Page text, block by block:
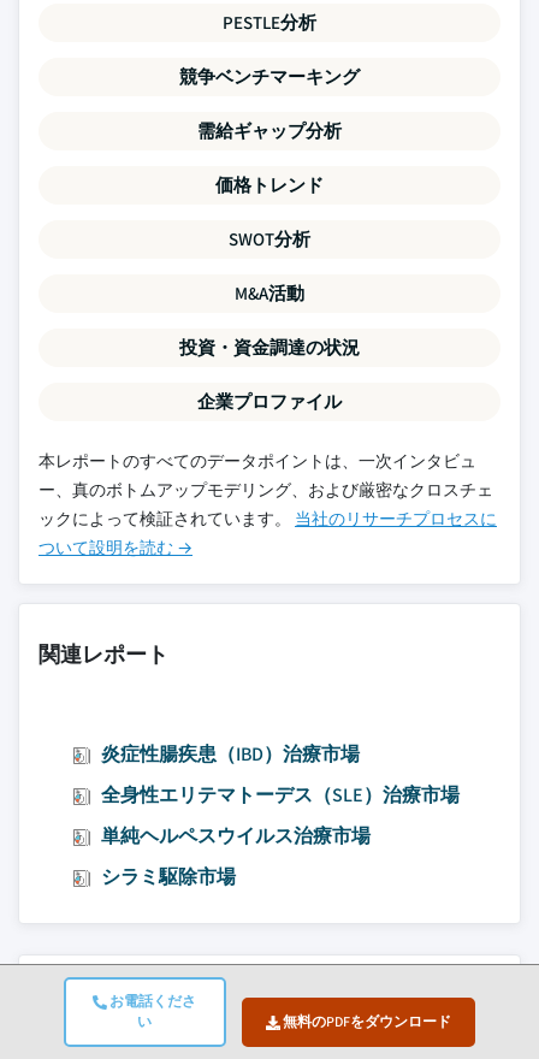
お電話くださ
い
無料のPDFをダウンロード
PESTLE分析
競争ベンチマーキング
需給ギャップ分析
価格トレンド
SWOT分析
M&A活動
投資・資金調達の状況
企業プロファイル
本レポートのすべてのデータポイントは、一次インタビュ
ー、真のボトムアップモデリング、および厳密なクロスチェ
ックによって検証されています。 当社のリサーチプロセスに
ついて設明を読む →
関連レポート
炎症性腸疾患（IBD）治療市場
全身性エリテマトーデス（SLE）治療市場
単純ヘルペスウイルス治療市場
シラミ駆除市場
コンテンツへ移動
市場規模
市場動向